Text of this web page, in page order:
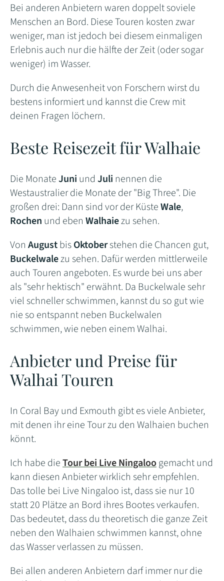
Bei anderen Anbietern waren doppelt soviele
Menschen an Bord. Diese Touren kosten zwar
weniger, man ist jedoch bei diesem einmaligen
Erlebnis auch nur die hälfte der Zeit (oder sogar
weniger) im Wasser.
Durch die Anwesenheit von Forschern wirst du
bestens informiert und kannst die Crew mit
deinen Fragen löchern.
Beste Reisezeit für Walhaie
Die MonateJuni und Juli nennen die
Westaustralier die Monate der "Big Three". Die
großen drei: Dann sind vor der KüsteWale,
Rochen und eben Walhaiezu sehen.
Von AugustbisOktoberstehen die Chancen gut,
Buckelwalezu sehen. Dafür werden mittlerweile
auch Touren angeboten. Es wurde bei uns aber
als "sehr hektisch" erwähnt. Da Buckelwale sehr
viel schneller schwimmen, kannst du so gut wie
nie so entspannt neben Buckelwalen
schwimmen, wie neben einem Walhai.
Anbieter und Preise für
Walhai Touren
In Coral Bay und Exmouth gibt es viele Anbieter,
mit denen ihr eine Tour zu den Walhaien buchen
könnt.
Ich habe dieTour bei Live Ningaloogemacht und
kann diesen Anbieter wirklich sehr empfehlen.
Das tolle bei Live Ningaloo ist, dass sie nur 10
statt 20 Plätze an Bord ihres Bootes verkaufen.
Das bedeutet, dass du theoretisch die ganze Zeit
neben den Walhaien schwimmen kannst, ohne
das Wasser verlassen zu müssen.
Bei allen anderen Anbietern darf immer nur die